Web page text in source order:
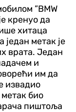
”BMW
кренуо да
хитаца
метак је
врата. Један
и
им да
извадио
био
пиштоља